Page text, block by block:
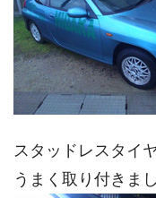
スタッドレスタイヤ
うまく取り付きま